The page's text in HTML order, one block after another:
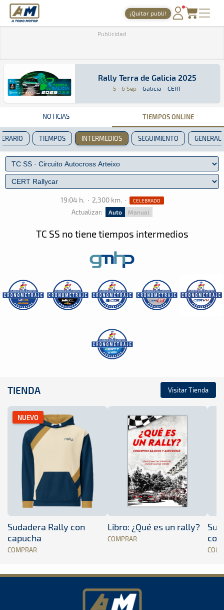
A Todo Motor · Revista del motor desde 1999
¡Quitar publi!
NOTICIAS
AGENDA
GALERÍAS
TIENDA
ARCHIVO
Publicidad
Rally Terra de Galicia 2025
Rally Terra de Galicia 2025
5 - 6 Sep · Galicia · CERT
Tierra · Rally Terra de Galicia 2025 ·
Galicia
NOTICIAS TIEMPOS ONLINE
TIEMPOS INTERMEDIOS SEGUIMIENTO GENERAL
19:04 h. · 2,300 km. · CELEBRADO
Actualizar: Auto Manual
TC SS no tiene tiempos intermedios
TIENDA Visitar Tienda
NUEVO
Sudadera Rally con
capucha
COMPRAR
Libro: ¿Qué es un rally?
COMPRAR